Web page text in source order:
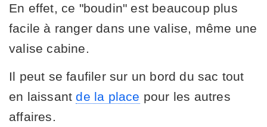
En effet, ce "boudin" est beaucoup plus
facile à ranger dans une valise, même une
valise cabine.
Il peut se faufiler sur un bord du sac tout
en laissantde la place pour les autres
affaires.